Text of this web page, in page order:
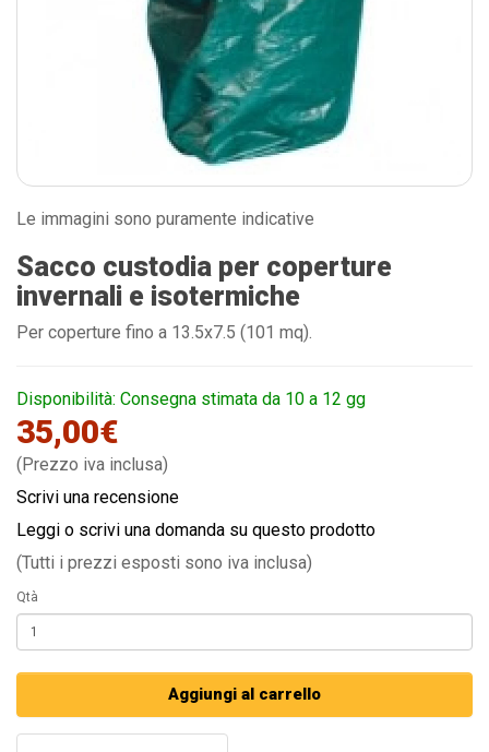
Le immagini sono puramente indicative
Sacco custodia per coperture
invernali e isotermiche
Per coperture fino a 13.5x7.5 (101 mq).
Disponibilità: Consegna stimata da 10 a 12 gg
35,00€
(Prezzo iva inclusa)
Scrivi una recensione
Leggi o scrivi una domanda su questo prodotto
(Tutti i prezzi esposti sono iva inclusa)
Qtà
Aggiungi al carrello